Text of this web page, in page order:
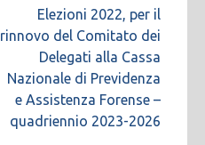
Elezioni 2022, per il
rinnovo del Comitato dei
Delegati alla Cassa
Nazionale di Previdenza
e Assistenza Forense –
quadriennio 2023-2026